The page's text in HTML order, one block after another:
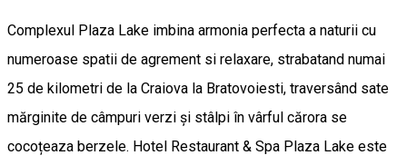
Complexul Plaza Lake imbina armonia perfecta a naturii cu
numeroase spatii de agrement si relaxare, strabatand numai
25 de kilometri de la Craiova la Bratovoiesti, traversând sate
mărginite de câmpuri verzi și stâlpi în vârful cărora se
cocoțeaza berzele. Hotel Restaurant & Spa Plaza Lake este